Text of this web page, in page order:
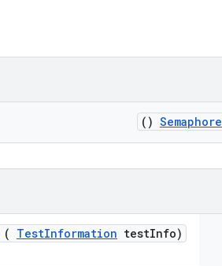
Semaphore
()
( TestInformation testInfo)